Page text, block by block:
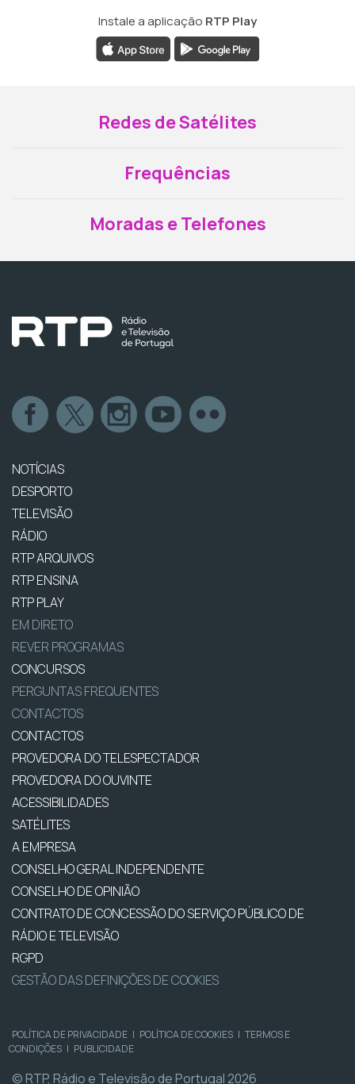
Instale a aplicação RTP Play
Redes de Satélites
Frequências
Moradas e Telefones
NOTÍCIAS
DESPORTO
TELEVISÃO
RÁDIO
RTP ARQUIVOS
RTP ENSINA
RTP PLAY
EM DIRETO
REVER PROGRAMAS
CONCURSOS
PERGUNTAS FREQUENTES
CONTACTOS
CONTACTOS
PROVEDORA DO TELESPECTADOR
PROVEDORA DO OUVINTE
ACESSIBILIDADES
SATÉLITES
A EMPRESA
CONSELHO GERAL INDEPENDENTE
CONSELHO DE OPINIÃO
CONTRATO DE CONCESSÃO DO SERVIÇO PÚBLICO DE
RÁDIO E TELEVISÃO
RGPD
GESTÃO DAS DEFINIÇÕES DE COOKIES
POLÍTICA DE PRIVACIDADE | POLÍTICA DE COOKIES | TERMOS E
CONDIÇÕES | PUBLICIDADE
© RTP, Rádio e Televisão de Portugal 2026